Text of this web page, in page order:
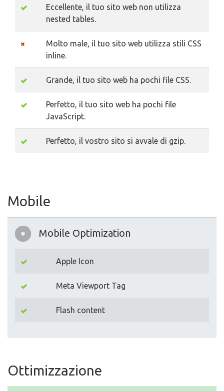
Eccellente, il tuo sito web non utilizza
nested tables.
Molto male, il tuo sito web utilizza stili CSS
inline.
Grande, il tuo sito web ha pochi file CSS.
Perfetto, il tuo sito web ha pochi file
JavaScript.
Perfetto, il vostro sito si avvale di gzip.
Mobile
Mobile Optimization
Apple Icon
Meta Viewport Tag
Flash content
Ottimizzazione